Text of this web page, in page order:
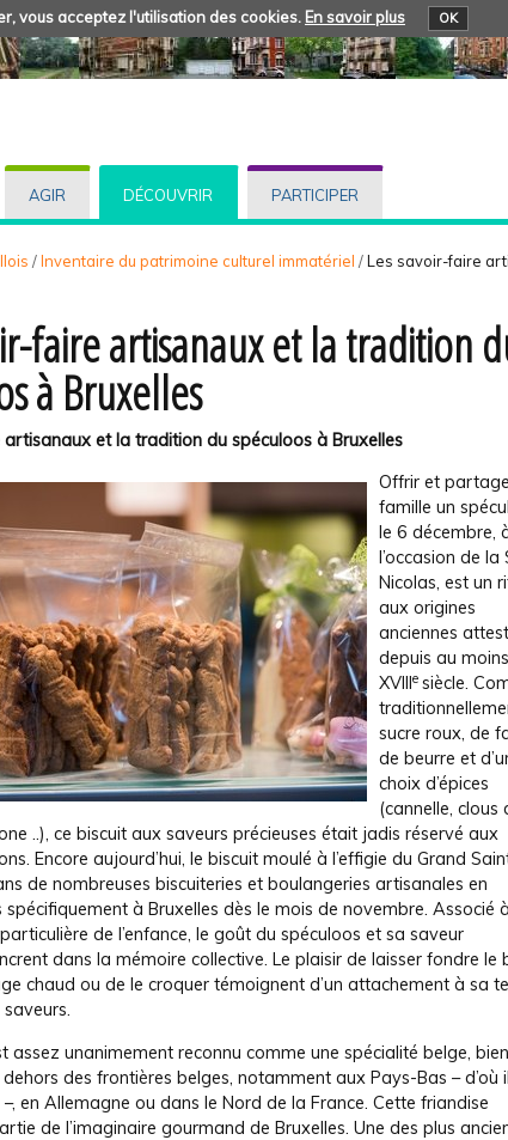
vous acceptez l'utilisation des cookies. En savoir plus OK
AGIR DÉCOUVRIR PARTICIPER
/Inventaire du patrimoine culturel immatériel /Les savoir-faire
faire artisanaux et la tradition
à Bruxelles
et la tradition du spéculoos à Bruxelles
Offrir et
famille un
le 6 décembre,
l’occasion de la
Nicolas, est un
aux origines
anciennes
depuis au
XVIIIe siècle.
sucre roux, de
de beurre et
choix d’épices
(cannelle, clous
..), ce biscuit aux saveurs précieuses était jadis réservé aux
Encore aujourd’hui, le biscuit moulé à l’effigie du Grand
de nombreuses biscuiteries et boulangeries artisanales en
spécifiquement à Bruxelles dès le mois de novembre. Associé
de l’enfance, le goût du spéculoos et sa saveur
dans la mémoire collective. Le plaisir de laisser fondre le
chaud ou de le croquer témoignent d’un attachement à sa
assez unanimement reconnu comme une spécialité belge, bien
des frontières belges, notamment aux Pays-Bas – d’où il
en Allemagne ou dans le Nord de la France. Cette friandise
de l’imaginaire gourmand de Bruxelles. Une des plus